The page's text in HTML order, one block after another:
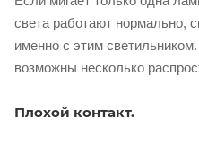
света работают нормально,
именно с этим
возможны несколько
Плохой контакт.